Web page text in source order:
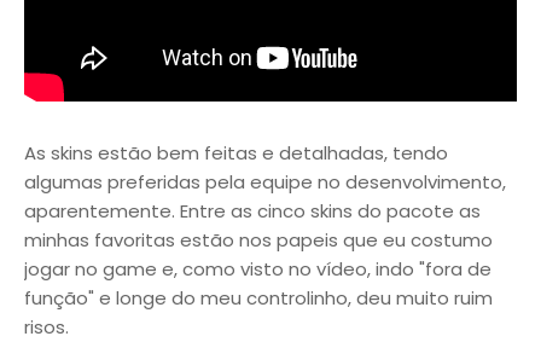
As skins estão bem feitas e detalhadas, tendo
algumas preferidas pela equipe no desenvolvimento,
aparentemente. Entre as cinco skins do pacote as
minhas favoritas estão nos papeis que eu costumo
jogar no game e, como visto no vídeo, indo "fora de
função" e longe do meu controlinho, deu muito ruim
risos.